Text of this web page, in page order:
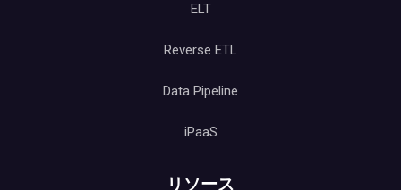
ELT
Reverse ETL
Data Pipeline
iPaaS
リソース